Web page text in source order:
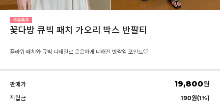
꽃다방 큐빅 패치 가오리 박스 반팔티
플라워 패치와 큐빅 디테일로 은은하게 더해진 반짝임 포인트♡
판매가 19,800원
적립금
190원(1%)